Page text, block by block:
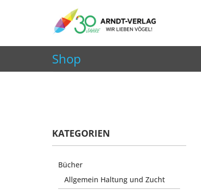
+49 7252 9707310
Shop
Aktuelle Seite:
KATEGORIEN
Bücher
Allgemein Haltung und Zucht